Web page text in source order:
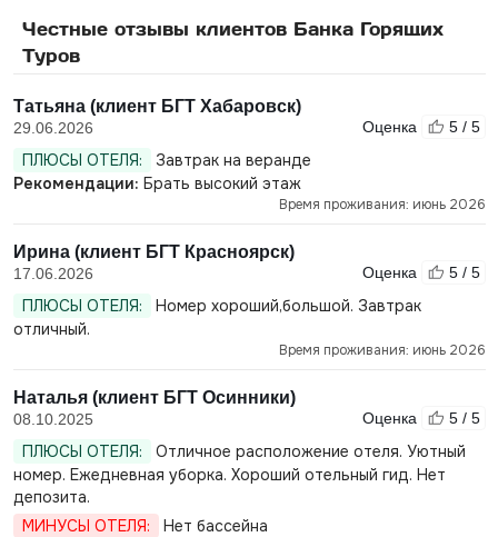
Честные отзывы клиентов Банка Горящих
Туров
Татьяна (клиент БГТ Хабаровск)
29.06.2026 Оценка 5 / 5
ПЛЮСЫ ОТЕЛЯ:
Завтрак на веранде
Рекомендации: Брать высокий этаж
Время проживания: июнь 2026
Ирина (клиент БГТ Красноярск)
17.06.2026 Оценка 5 / 5
ПЛЮСЫ ОТЕЛЯ:
Номер хороший,большой. Завтрак
отличный.
Время проживания: июнь 2026
Наталья (клиент БГТ Осинники)
08.10.2025 Оценка 5 / 5
ПЛЮСЫ ОТЕЛЯ:
Отличное расположение отеля. Уютный
номер. Ежедневная уборка. Хороший отельный гид. Нет
депозита.
МИНУСЫ ОТЕЛЯ:
Нет бассейна